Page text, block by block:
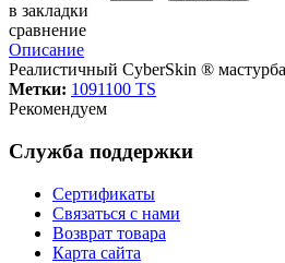
в закладки
сравнение
Описание
Реалистичный CyberSkin ®
Метки: 1091100 TS
Рекомендуем
Служба поддержки
Сертификаты
Связаться с нами
Возврат товара
Карта сайта